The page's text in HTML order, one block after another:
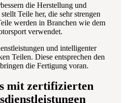
die Herstellung und
Teile her, die sehr strengen
werden in Branchen wie dem
verwendet.
und intelligenter
Teilen. Diese entsprechen den
die Fertigung voran.
mit zertifizierten